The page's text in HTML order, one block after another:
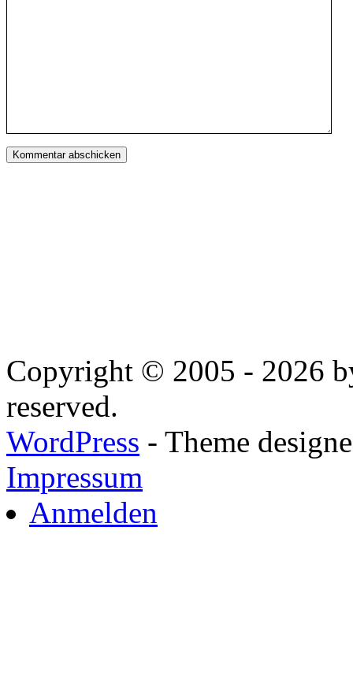
Copyright © 2005 - 2026
reserved.
WordPress - Theme
Impressum
Anmelden